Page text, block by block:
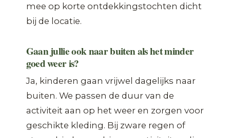
mee op korte ontdekkingstochten dicht
bij de locatie.
Gaan jullie ook naar buiten als het minder
goed weer is?
Ja, kinderen gaan vrijwel dagelijks naar
buiten. We passen de duur van de
activiteit aan op het weer en zorgen voor
geschikte kleding. Bij zware regen of